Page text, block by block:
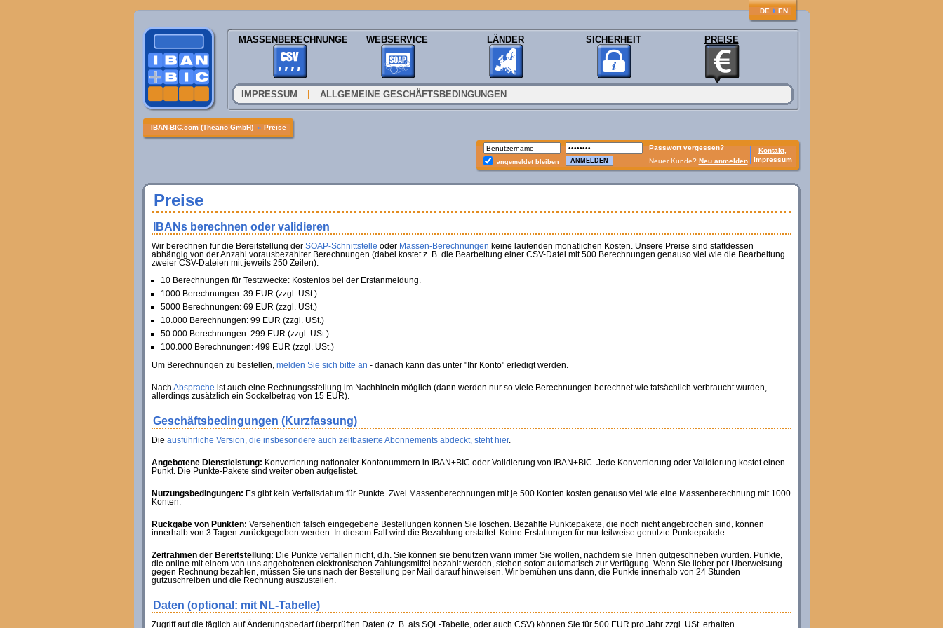
DE ♦ EN
MASSENBERECHNUNGEN WEBSERVICE LÄNDER SICHERHEIT PREISE
IMPRESSUM ALLGEMEINE GESCHÄFTSBEDINGUNGEN
IBAN-BIC.com (Theano GmbH) » Preise
Passwort vergessen?
Kontakt,
Impressum
angemeldet bleiben Neuer Kunde? Neu anmelden
Preise
IBANs berechnen oder validieren
Wir berechnen für die Bereitstellung der SOAP-Schnittstelle oder Massen-Berechnungen keine laufenden monatlichen Kosten. Unsere Preise sind stattdessen
abhängig von der Anzahl vorausbezahlter Berechnungen (dabei kostet z. B. die Bearbeitung einer CSV-Datei mit 500 Berechnungen genauso viel wie die Bearbeitung
zweier CSV-Dateien mit jeweils 250 Zeilen):
10 Berechnungen für Testzwecke: Kostenlos bei der Erstanmeldung.
1000 Berechnungen: 39 EUR (zzgl. USt.)
5000 Berechnungen: 69 EUR (zzgl. USt.)
10.000 Berechnungen: 99 EUR (zzgl. USt.)
50.000 Berechnungen: 299 EUR (zzgl. USt.)
100.000 Berechnungen: 499 EUR (zzgl. USt.)
Um Berechnungen zu bestellen, melden Sie sich bitte an - danach kann das unter "Ihr Konto" erledigt werden.
Nach Absprache ist auch eine Rechnungsstellung im Nachhinein möglich (dann werden nur so viele Berechnungen berechnet wie tatsächlich verbraucht wurden,
allerdings zusätzlich ein Sockelbetrag von 15 EUR).
Geschäftsbedingungen (Kurzfassung)
Die ausführliche Version, die insbesondere auch zeitbasierte Abonnements abdeckt, steht hier.
Angebotene Dienstleistung: Konvertierung nationaler Kontonummern in IBAN+BIC oder Validierung von IBAN+BIC. Jede Konvertierung oder Validierung kostet einen
Punkt. Die Punkte-Pakete sind weiter oben aufgelistet.
Nutzungsbedingungen: Es gibt kein Verfallsdatum für Punkte. Zwei Massenberechnungen mit je 500 Konten kosten genauso viel wie eine Massenberechnung mit 1000
Konten.
Rückgabe von Punkten: Versehentlich falsch eingegebene Bestellungen können Sie löschen. Bezahlte Punktepakete, die noch nicht angebrochen sind, können
innerhalb von 3 Tagen zurückgegeben werden. In diesem Fall wird die Bezahlung erstattet. Keine Erstattungen für nur teilweise genutzte Punktepakete.
Zeitrahmen der Bereitstellung: Die Punkte verfallen nicht, d.h. Sie können sie benutzen wann immer Sie wollen, nachdem sie Ihnen gutgeschrieben wurden. Punkte,
die online mit einem von uns angebotenen elektronischen Zahlungsmittel bezahlt werden, stehen sofort automatisch zur Verfügung. Wenn Sie lieber per Überweisung
gegen Rechnung bezahlen, müssen Sie uns nach der Bestellung per Mail darauf hinweisen. Wir bemühen uns dann, die Punkte innerhalb von 24 Stunden
gutzuschreiben und die Rechnung auszustellen.
Daten (optional: mit NL-Tabelle)
Zugriff auf die täglich auf Änderungsbedarf überprüften Daten (z. B. als SQL-Tabelle, oder auch CSV) können Sie für 500 EUR pro Jahr zzgl. USt. erhalten.